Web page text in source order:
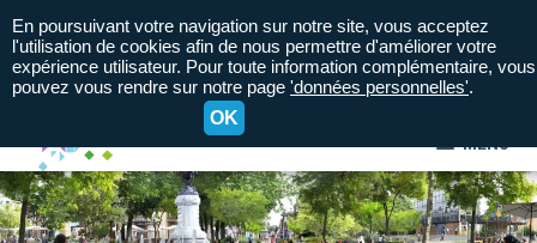
MENU
En poursuivant votre navigation sur notre site, vous acceptez
l'utilisation de cookies afin de nous permettre d'améliorer votre
expérience utilisateur. Pour toute information complémentaire, vous
pouvez vous rendre sur notre page 'données personnelles'.
OK